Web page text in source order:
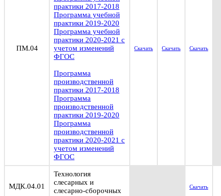
ПМ.04
практики 2017-2018
Программа учебной
практики 2019-2020
Программа учебной
практики 2020-2021 с
учетом изменений
ФГОС
Программа
производственной
практики 2017-2018
Программа
производственной
практики 2019-2020
Программа
производственной
практики 2020-2021 с
учетом изменений
ФГОС
Скачать Скачать Скачать
МДК.04.01
Технология
слесарных и
слесарно-сборочных
Скачать